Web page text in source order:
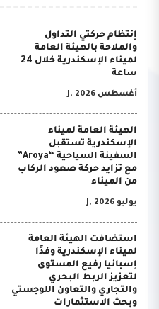
إنتظام حركتي التداول
والملاحة بالهيئة العامة
لميناء الإسكندرية خلال 24
ساعة
أغسطس J, 2026
الهيئة العامة لميناء
الإسكندرية تستقبل
السفينة السياحية “Aroya”
مع تزايد حركة صعود الركاب
من الميناء
يوليو J, 2026
استضافت الهيئة العامة
لميناء الإسكندرية وفدًا
إسبانيا رفيع المستوى
لتعزيز الربط البحري
والتجاري والتعاون اللوجستي
وبحث الاستثمارات